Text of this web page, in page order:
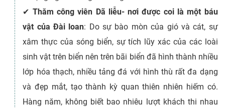
✔ Thăm công viên Dã liễu- nơi được coi là một báu
vật của Đài loan: Do sự bào mòn của gió và cát, sự
xâm thực của sóng biển, sự tích lũy xác của các loài
sinh vật trên biển nên trên bãi biển đã hình thành nhiều
lớp hóa thạch, nhiều tảng đá với hình thù rất đa dạng
và đẹp mắt, tạo thành kỳ quan thiên nhiên hiếm có.
Hàng năm, không biết bao nhiêu lượt khách thi nhau